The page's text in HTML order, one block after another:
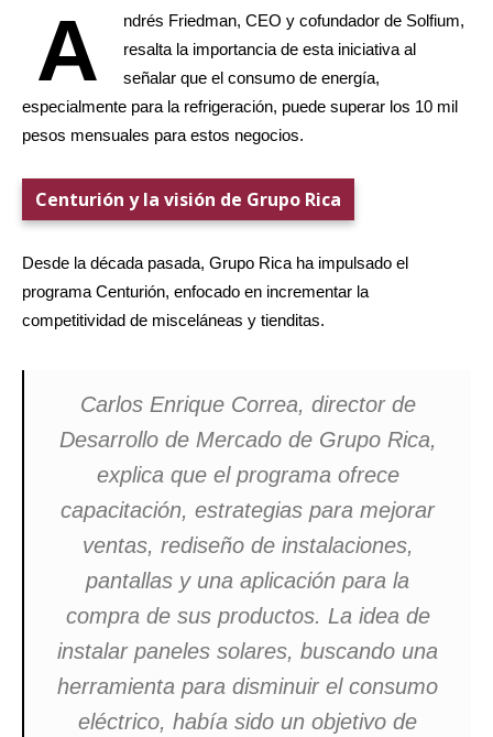
A
ndrés Friedman, CEO y cofundador de Solfium,
resalta la importancia de esta iniciativa al
señalar que el consumo de energía,
especialmente para la refrigeración, puede superar los 10 mil
pesos mensuales para estos negocios.
Centurión y la visión de Grupo Rica
Desde la década pasada, Grupo Rica ha impulsado el
programa Centurión, enfocado en incrementar la
competitividad de misceláneas y tienditas.
Carlos Enrique Correa, director de
Desarrollo de Mercado de Grupo Rica,
explica que el programa ofrece
capacitación, estrategias para mejorar
ventas, rediseño de instalaciones,
pantallas y una aplicación para la
compra de sus productos. La idea de
instalar paneles solares, buscando una
herramienta para disminuir el consumo
eléctrico, había sido un objetivo de